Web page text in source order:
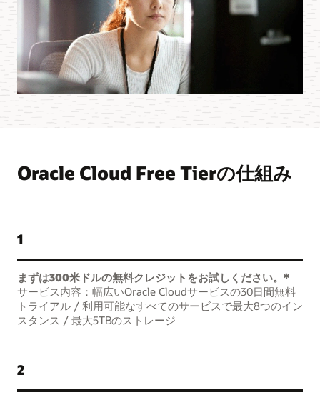
Oracle Cloud Free Tierの仕組み
1
まずは300米ドルの無料クレジットをお試しください。*
サービス内容：幅広いOracle Cloudサービスの30日間無料
トライアル / 利用可能なすべてのサービスで最大8つのイン
スタンス / 最大5TBのストレージ
2